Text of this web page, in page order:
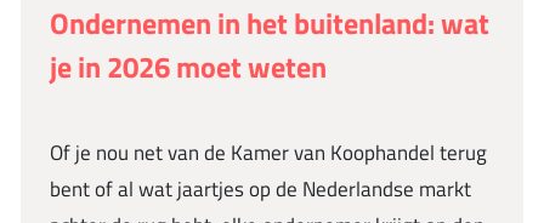
Ondernemen in het buitenland: wat
je in 2026 moet weten
Of je nou net van de Kamer van Koophandel terug
bent of al wat jaartjes op de Nederlandse markt